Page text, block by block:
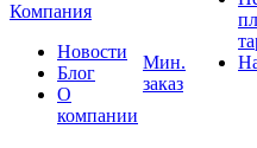
Компания
Новости
Блог
О
компании
Мин.
заказ